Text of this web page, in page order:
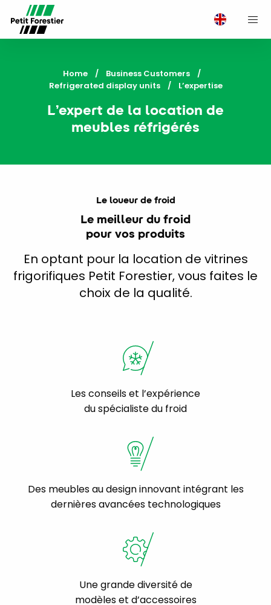
Home
Business Customers
Refrigerated display units
Current:
L’expertise
L’expert de la location de
meubles réfrigérés
Le loueur de froid
Le meilleur du froid
pour vos produits
En optant pour la location de vitrines
frigorifiques Petit Forestier, vous faites le
choix de la qualité.
Les conseils et l’expérience
du spécialiste du froid
Des meubles au design innovant intégrant les
dernières avancées technologiques
Une grande diversité de
modèles et d’accessoires